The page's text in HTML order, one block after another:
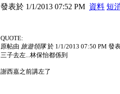
發表於 1/1/2013 07:52 PM 資料 短
QUOTE:
原帖由 旅遊領隊於 1/1/2013 07:50 PM 發
三子去左...林保怡都係到
謝西嘉之前講左了